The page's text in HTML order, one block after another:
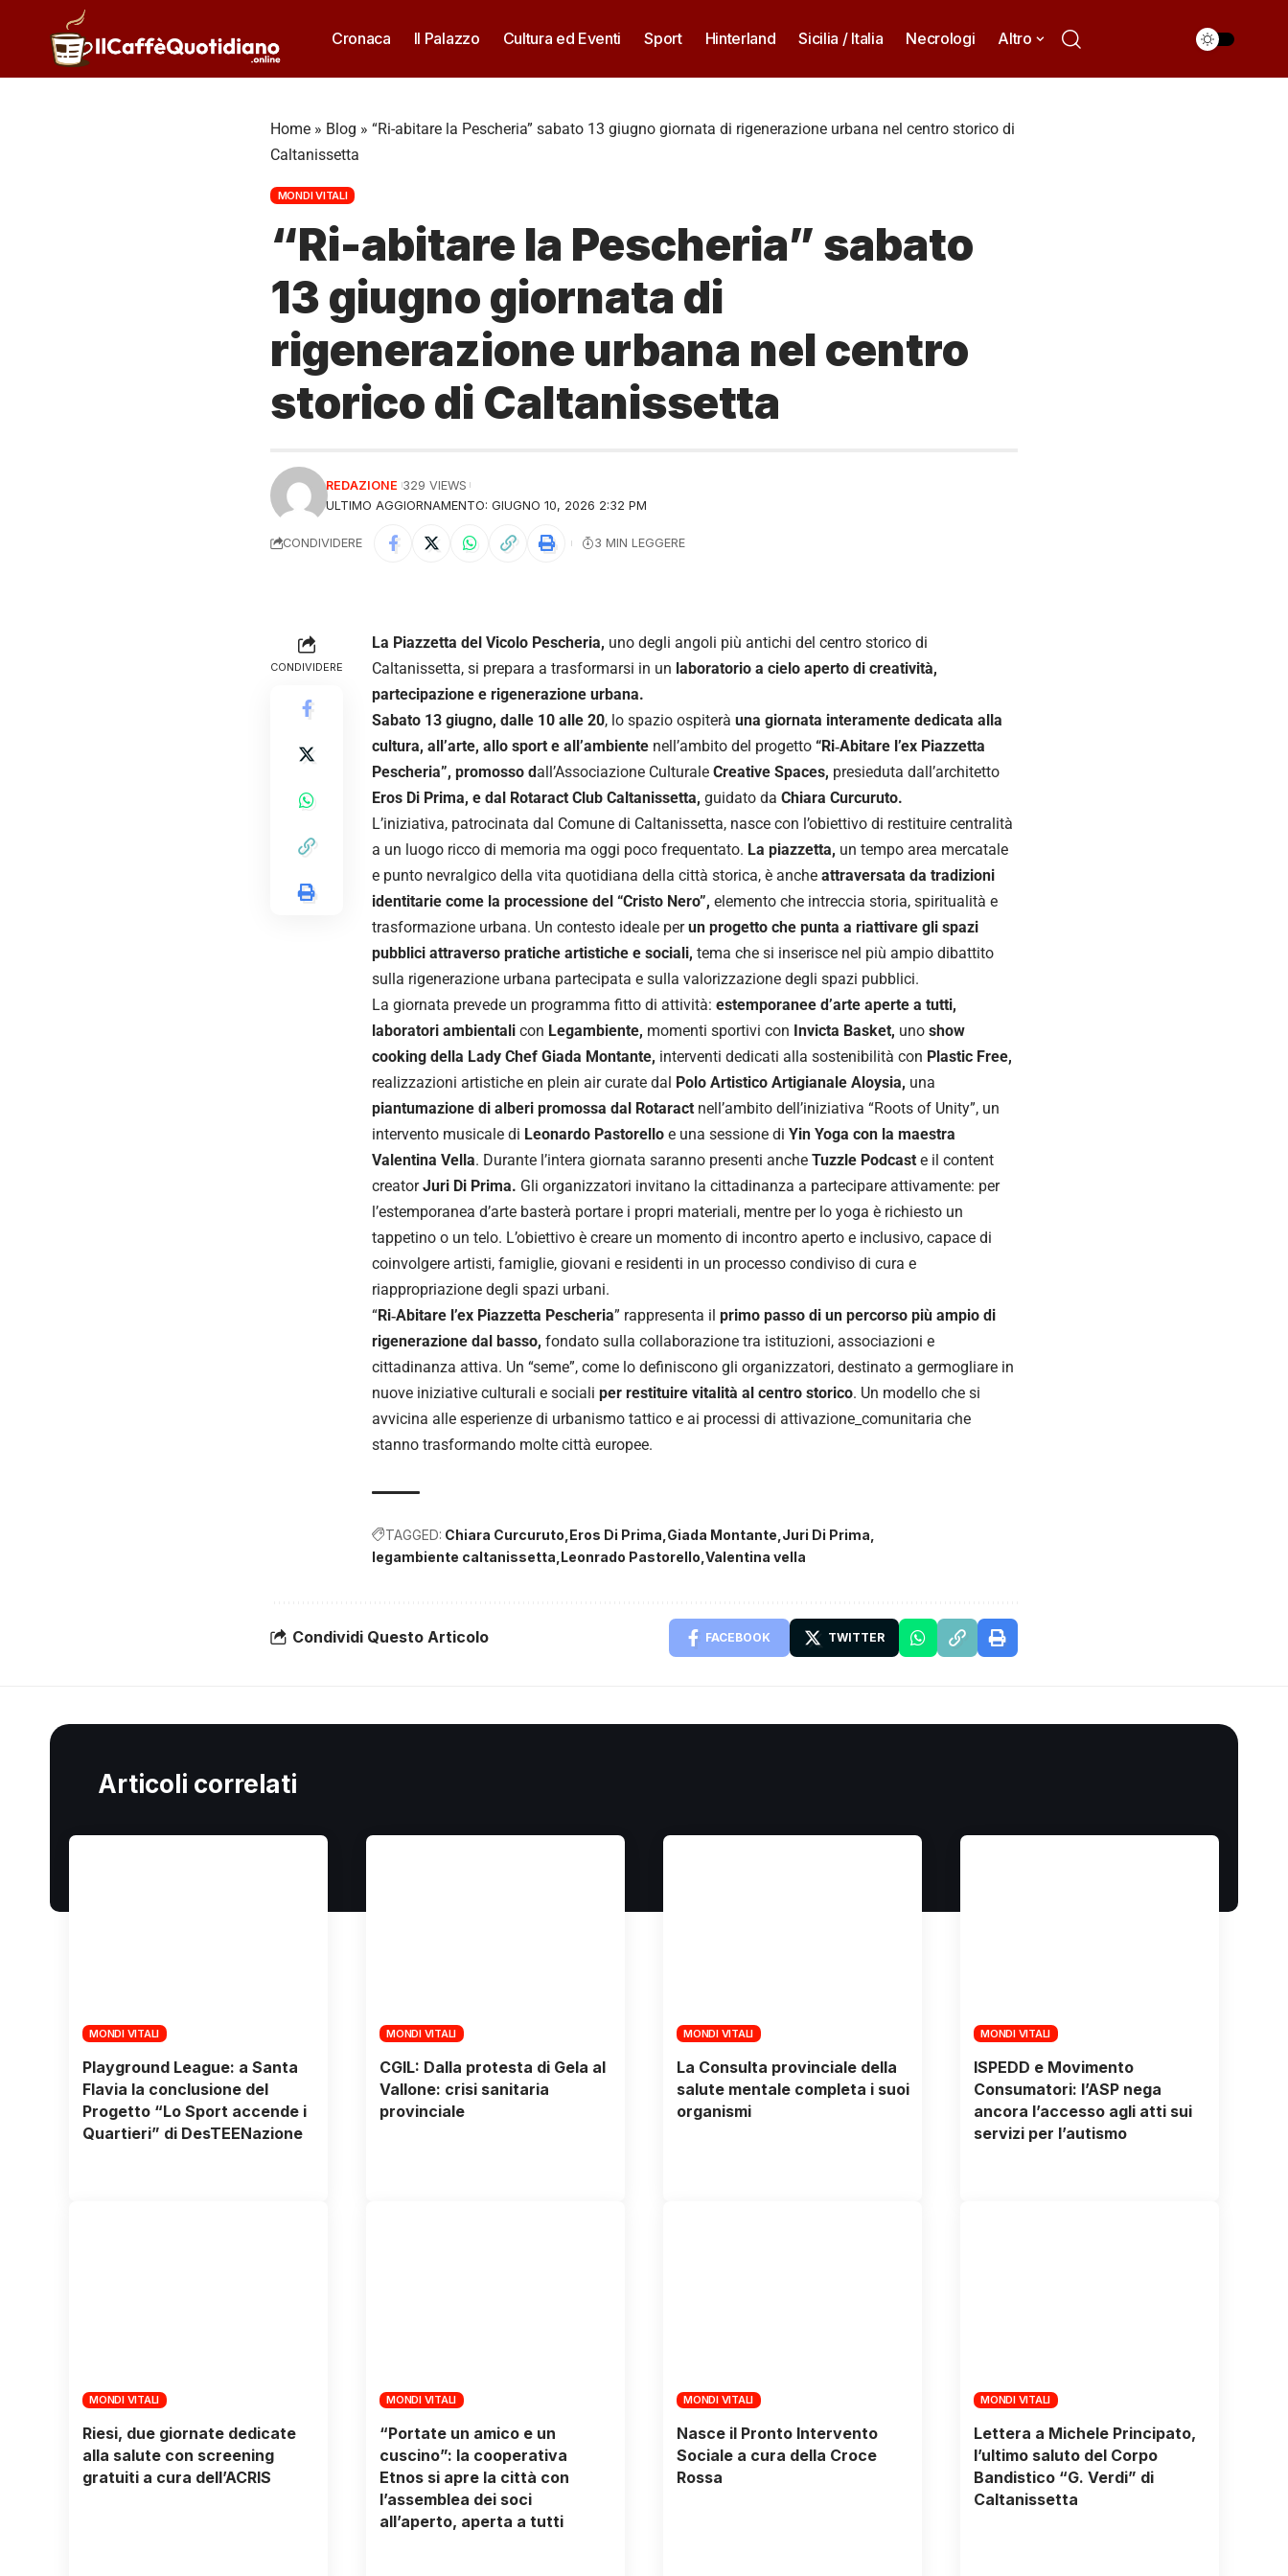
Cronaca Il Palazzo Cultura ed Eventi Sport Hinterland Sicilia / Italia Necrologi Altro
Home » Blog » “Ri-abitare la Pescheria” sabato 13 giugno giornata di rigenerazione urbana nel centro storico di
Caltanissetta
MONDI VITALI
“Ri-abitare la Pescheria” sabato
13 giugno giornata di
rigenerazione urbana nel centro
storico di Caltanissetta
ULTIMO AGGIORNAMENTO: GIUGNO 10, 2026 2:32 PM
REDAZIONE 329 VIEWS
CONDIVIDERE 3 MIN LEGGERE
CONDIVIDERE
La Piazzetta del Vicolo Pescheria, uno degli angoli più antichi del centro storico di
Caltanissetta, si prepara a trasformarsi in un laboratorio a cielo aperto di creatività,
partecipazione e rigenerazione urbana.
Sabato 13 giugno, dalle 10 alle 20, lo spazio ospiterà una giornata interamente dedicata alla
cultura, all’arte, allo sport e all’ambiente nell’ambito del progetto “Ri‑Abitare l’ex Piazzetta
Pescheria”, promosso dall’Associazione Culturale Creative Spaces, presieduta dall’architetto
Eros Di Prima, e dal Rotaract Club Caltanissetta, guidato da Chiara Curcuruto.
L’iniziativa, patrocinata dal Comune di Caltanissetta, nasce con l’obiettivo di restituire centralità
a un luogo ricco di memoria ma oggi poco frequentato. La piazzetta, un tempo area mercatale
e punto nevralgico della vita quotidiana della città storica, è anche attraversata da tradizioni
identitarie come la processione del “Cristo Nero”, elemento che intreccia storia, spiritualità e
trasformazione urbana. Un contesto ideale perun progetto che punta a riattivare gli spazi
pubblici attraverso pratiche artistiche e sociali, tema che si inserisce nel più ampio dibattito
sulla rigenerazione urbana partecipata e sulla valorizzazione degli spazi pubblici.
La giornata prevede un programma fitto di attività: estemporanee d’arte aperte a tutti,
laboratori ambientali con Legambiente, momenti sportivi con Invicta Basket, uno show
cooking della Lady Chef Giada Montante, interventi dedicati alla sostenibilità con Plastic Free,
realizzazioni artistiche en plein air curate dal Polo Artistico Artigianale Aloysia, una
piantumazione di alberi promossa dal Rotaract nell’ambito dell’iniziativa “Roots of Unity”, un
intervento musicale di Leonardo Pastorello e una sessione di Yin Yoga con la maestra
Valentina Vella. Durante l’intera giornata saranno presenti anche Tuzzle Podcast e il content
creatorJuri Di Prima. Gli organizzatori invitano la cittadinanza a partecipare attivamente: per
l’estemporanea d’arte basterà portare i propri materiali, mentre per lo yoga è richiesto un
tappetino o un telo. L’obiettivo è creare un momento di incontro aperto e inclusivo, capace di
coinvolgere artisti, famiglie, giovani e residenti in un processo condiviso di cura e
riappropriazione degli spazi urbani.
“Ri‑Abitare l’ex Piazzetta Pescheria” rappresenta il primo passo di un percorso più ampio di
rigenerazione dal basso, fondato sulla collaborazione tra istituzioni, associazioni e
cittadinanza attiva. Un “seme”, come lo definiscono gli organizzatori, destinato a germogliare in
nuove iniziative culturali e sociali per restituire vitalità al centro storico. Un modello che si
avvicina alle esperienze di urbanismo tattico e ai processi di attivazione_comunitaria che
stanno trasformando molte città europee.
TAGGED: Chiara Curcuruto Eros Di Prima Giada Montante Juri Di Prima
legambiente caltanissetta Leonrado Pastorello Valentina vella
Condividi Questo Articolo FACEBOOK TWITTER
Articoli correlati
MONDI VITALI
Playground League: a Santa
Flavia la conclusione del
Progetto “Lo Sport accende i
Quartieri” di DesTEENazione
MONDI VITALI
CGIL: Dalla protesta di Gela al
Vallone: crisi sanitaria
provinciale
MONDI VITALI
La Consulta provinciale della
salute mentale completa i suoi
organismi
MONDI VITALI
ISPEDD e Movimento
Consumatori: l’ASP nega
ancora l’accesso agli atti sui
servizi per l’autismo
MONDI VITALI
Riesi, due giornate dedicate
alla salute con screening
gratuiti a cura dell’ACRIS
MONDI VITALI
“Portate un amico e un
cuscino”: la cooperativa
Etnos si apre la città con
l’assemblea dei soci
all’aperto, aperta a tutti
MONDI VITALI
Nasce il Pronto Intervento
Sociale a cura della Croce
Rossa
MONDI VITALI
Lettera a Michele Principato,
l’ultimo saluto del Corpo
Bandistico “G. Verdi” di
Caltanissetta